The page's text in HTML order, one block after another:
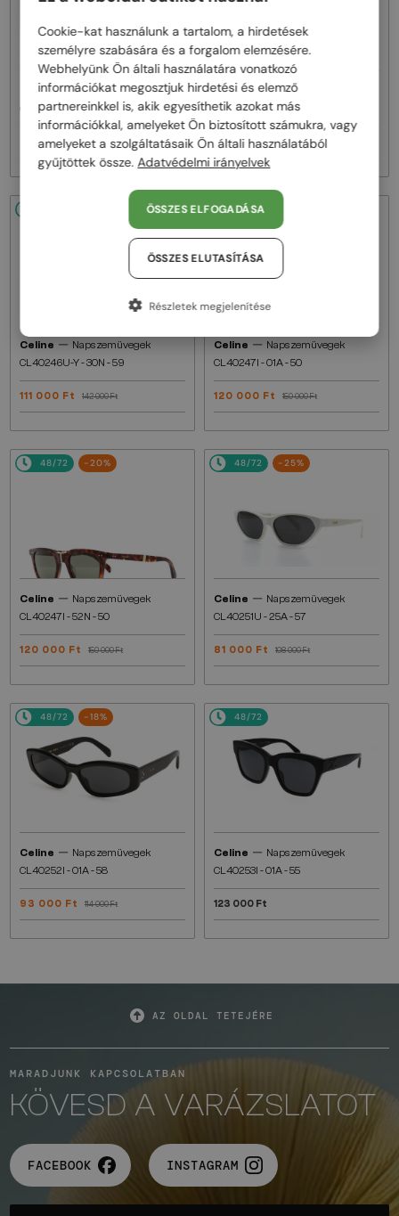
Celine—Napszemüvegek
CL40242I - 01B - 53
93 000 Ft 116 000 Ft
Celine—Napszemüvegek
CL40246U-Y - 30H - 61
111 000 Ft 142 000 Ft
Celine — Napszemüvegek
CL40246U-Y - 30N - 59
111 000 Ft 142 000 Ft
48/72
Celine — Napszemüvegek
CL40247I - 01A - 50
120 000 Ft 150 000 Ft
48/72 -20%
Celine — Napszemüvegek
CL40247I - 52N - 50
120 000 Ft 150 000 Ft
48/72 -25%
Celine — Napszemüvegek
CL40251U - 25A - 57
81 000 Ft 108 000 Ft
48/72 -18%
Celine — Napszemüvegek
CL40252I - 01A - 58
93 000 Ft 114 000 Ft
48/72
Celine — Napszemüvegek
CL40253I - 01A - 55
123 000 Ft
AZ OLDAL TETEJÉRE
MARADJUNK KAPCSOLATBAN
KÖVESD A VARÁZSLATOT
FACEBOOK INSTAGRAM
Cookie-kat használunk a tartalom, a hirdetések
személyre szabására és a forgalom elemzésére.
Webhelyünk Ön általi használatára vonatkozó
információkat megosztjuk hirdetési és elemző
partnereinkkel is, akik egyesíthetik azokat más
információkkal, amelyeket Ön biztosított számukra, vagy
amelyeket a szolgáltatásaik Ön általi használatából
gyűjtöttek össze. Adatvédelmi irányelvek
ÖSSZES ELFOGADÁSA
ÖSSZES ELUTASÍTÁSA
Részletek megjelenítése